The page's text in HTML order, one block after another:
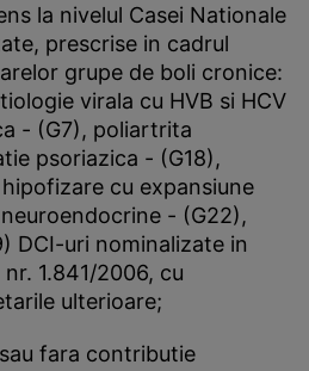
la nivelul Casei Nationale
prescrise in cadrul
grupe de boli cronice:
virala cu HVB si HCV
- (G7), poliartrita
psoriazica - (G18),
cu expansiune
- (G22),
DCI-uri nominalizate in
1.841/2006, cu
ulterioare;
fara contributie